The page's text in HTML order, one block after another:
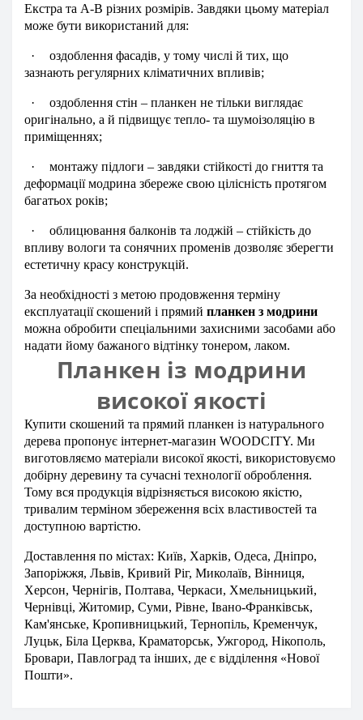
Екстра та А-В різних розмірів. Завдяки цьому матеріал
може бути використаний для:
·
оздоблення фасадів, у тому числі й тих, що
зазнають регулярних кліматичних впливів;
·
оздоблення стін – планкен не тільки виглядає
оригінально, а й підвищує тепло- та шумоізоляцію в
приміщеннях;
·
монтажу підлоги – завдяки стійкості до гниття та
деформації модрина збереже свою цілісність протягом
багатьох років;
·
облицювання балконів та лоджій – стійкість до
впливу вологи та сонячних променів дозволяє зберегти
естетичну красу конструкцій.
За необхідності з метою продовження терміну
експлуатації скошений і прямий планкен з модрини
можна обробити спеціальними захисними засобами або
надати йому бажаного відтінку тонером, лаком.
Планкен із модрини
високої якості
Купити скошений та прямий планкен із натурального
дерева пропонує інтернет-магазин WOODCITY. Ми
виготовляємо матеріали високої якості, використовуємо
добірну деревину та сучасні технології оброблення.
Тому вся продукція відрізняється високою якістю,
тривалим терміном збереження всіх властивостей та
доступною вартістю.
Доставлення по містах: Київ, Харків, Одеса, Дніпро,
Запоріжжя, Львів, Кривий Ріг, Миколаїв, Вінниця,
Херсон, Чернігів, Полтава, Черкаси, Хмельницький,
Чернівці, Житомир, Суми, Рівне, Івано-Франківськ,
Кам'янське, Кропивницький, Тернопіль, Кременчук,
Луцьк, Біла Церква, Краматорськ, Ужгород, Нікополь,
Бровари, Павлоград та інших, де є відділення «Нової
Пошти».